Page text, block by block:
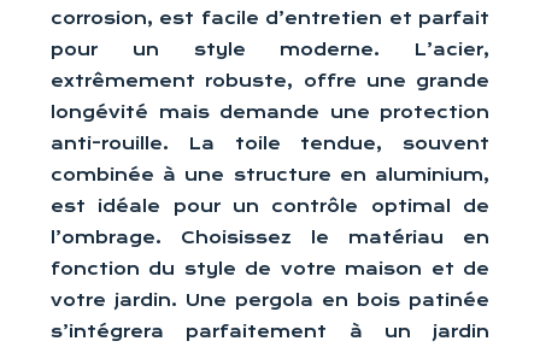
corrosion, est facile d’entretien et parfait
pour un style moderne. L’acier,
extrêmement robuste, offre une grande
longévité mais demande une protection
anti-rouille. La toile tendue, souvent
combinée à une structure en aluminium,
est idéale pour un contrôle optimal de
l’ombrage. Choisissez le matériau en
fonction du style de votre maison et de
votre jardin. Une pergola en bois patinée
s’intégrera parfaitement à un jardin